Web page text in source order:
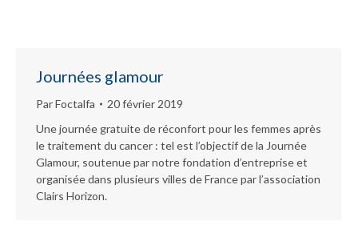
Journées glamour
ParFoctalfa
20 février 2019
Une journée gratuite de réconfort pour les femmes après
le traitement du cancer : tel est l’objectif de la Journée
Glamour, soutenue par notre fondation d’entreprise et
organisée dans plusieurs villes de France par l’association
Clairs Horizon.